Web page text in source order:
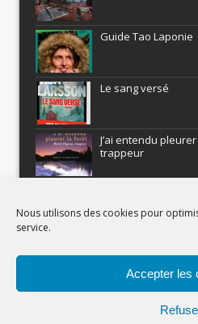
Nous utilisons des cookies pour
service.
Accepter les
Guide Tao Laponie
Le sang versé
J’ai entendu
trappeur
Recevez